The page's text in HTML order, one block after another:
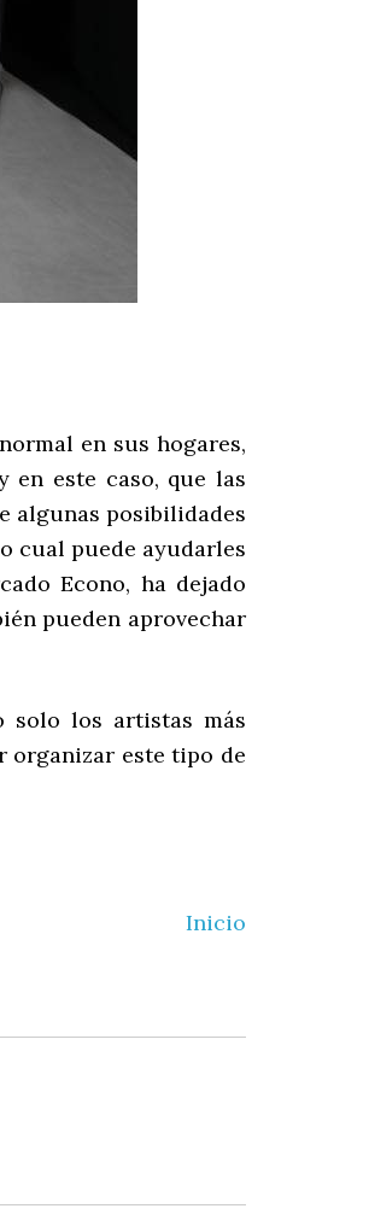
en sus hogares,
en este caso, que las
algunas posibilidades
cual puede ayudarles
Econo, ha dejado
pueden aprovechar
solo los artistas más
organizar este tipo de
Inicio